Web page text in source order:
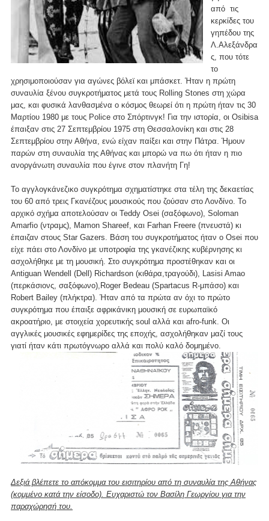
από τις
κερκίδες του
γηπέδου της
Λ.Αλεξάνδρα
ς, που τότε
το
χρησιμοποιούσαν για αγώνες βόλεϊ και μπάσκετ. Ήταν η πρώτη
συναυλία ξένου συγκροτήματος μετά τους Rolling Stones στη χώρα
μας, και φυσικά λανθασμένα ο κόσμος θεωρεί ότι η πρώτη ήταν τις 30
Μαρτίου 1980 με τους Police στο Σπόρτινγκ! Για την ιστορία, οι Osibisa
έπαιξαν στις 27 Σεπτεμβρίου 1975 στη Θεσσαλονίκη και στις 28
Σεπτεμβρίου στην Αθήνα, ενώ είχαν παίξει και στην Πάτρα. Ήμουν
παρών στη συναυλία της Αθήνας και μπορώ να πω ότι ήταν η πιο
ανοργάνωτη συναυλία που έγινε στον πλανήτη Γη!
Το αγγλογκάνεζικο συγκρότημα σχηματίστηκε στα τέλη της δεκαετίας
του 60 από τρεις Γκανέζους μουσικούς που ζούσαν στο Λονδίνο. Το
αρχικό σχήμα αποτελούσαν οι Teddy Osei (σαξόφωνο), Soloman
Amarfio (ντραμς), Mamon Shareef, και Farhan Freere (πνευστά) κι
έπαιζαν στους Star Gazers. Βάση του συγκροτήματος ήταν ο Osei που
είχε πάει στο Λονδίνο με υποτροφία της γκανέζικης κυβέρνησης κι
ασχολήθηκε με τη μουσική. Στο συγκρότημα προστέθηκαν και οι
Antiguan Wendell (Dell) Richardson (κιθάρα,τραγούδι), Lasisi Amao
(περκάσιονς, σαξόφωνο),Roger Bedeau (Spartacus R-μπάσο) και
Robert Bailey (πλήκτρα). Ήταν από τα πρώτα αν όχι το πρώτο
συγκρότημα που έπαιξε αφρικάνικη μουσική σε ευρωπαϊκό
ακροατήριο, με στοιχεία χορευτικής soul αλλά και afro-funk. Οι
αγγλικές μουσικές εφημερίδες της εποχής, ασχολήθηκαν μαζί τους
γιατί ήταν κάτι πρωτόγνωρο αλλά και πολύ καλό δομημένο.
Δεξιά βλέπετε το απόκομμα του εισιτηρίου από τη συναυλία της Αθήνας
(κομμένο κατά την είσοδο). Ευχαριστώ τον Βασίλη Γεωργίου για την
παραχώρησή του.